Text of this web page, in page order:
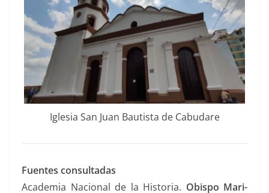
Igle­sia San Juan Bautista de Cabudare
Fuentes con­sul­tadas
Acad­e­mia Nacional de la His­to­ria. Obis­po Mar­i­